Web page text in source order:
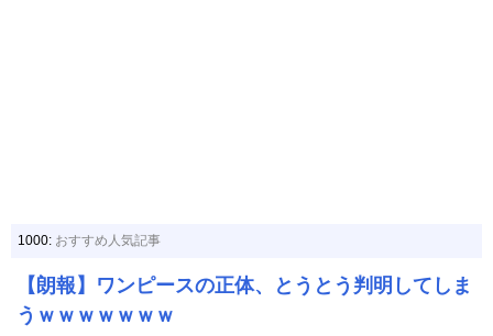
1000: おすすめ人気記事
【朗報】ワンピースの正体、とうとう判明してしま
うｗｗｗｗｗｗｗ